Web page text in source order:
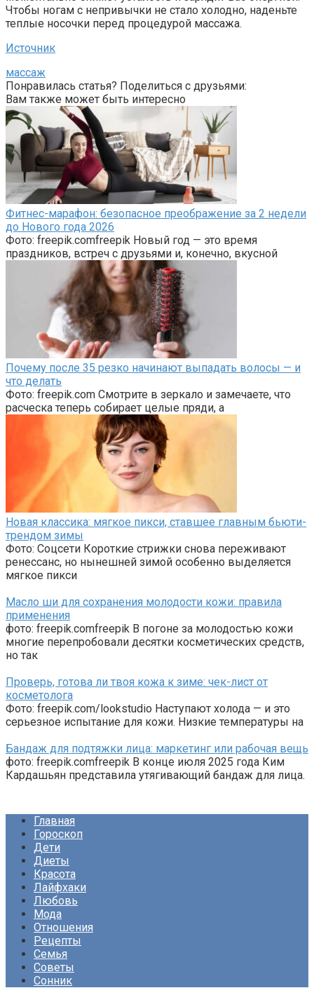
Чтобы ногам с непривычки не стало холодно, наденьте
теплые носочки перед процедурой массажа.
Источник
массаж
Понравилась статья? Поделиться с друзьями:
Вам также может быть интересно
Фитнес-марафон: безопасное преображение за 2 недели
до Нового года 2026
Фото: freepik.comfreepik Новый год — это время
праздников, встреч с друзьями и, конечно, вкусной
Почему после 35 резко начинают выпадать волосы — и
что делать
Фото: freepik.com Смотрите в зеркало и замечаете, что
расческа теперь собирает целые пряди, а
Новая классика: мягкое пикси, ставшее главным бьюти-
трендом зимы
Фото: Соцсети Короткие стрижки снова переживают
ренессанс, но нынешней зимой особенно выделяется
мягкое пикси
Масло ши для сохранения молодости кожи: правила
применения
фото: freepik.comfreepik В погоне за молодостью кожи
многие перепробовали десятки косметических средств,
но так
Проверь, готова ли твоя кожа к зиме: чек-лист от
косметолога
Фото: freepik.com/lookstudio Наступают холода — и это
серьезное испытание для кожи. Низкие температуры на
Бандаж для подтяжки лица: маркетинг или рабочая вещь
фото: freepik.comfreepik В конце июля 2025 года Ким
Кардашьян представила утягивающий бандаж для лица.
Главная
Гороскоп
Дети
Диеты
Красота
Лайфхаки
Любовь
Мода
Отношения
Рецепты
Семья
Советы
Сонник